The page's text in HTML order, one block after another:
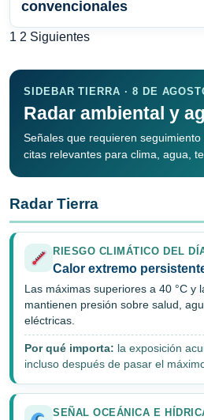
convencionales
Paginación
de
entradas
1 2 Siguientes
SIDEBAR TIERRA · 8 DE
Radar ambiental y
Señales que requieren
citas relevantes para clima, agua,
Radar Tierra
RIESGO CLIMÁTICO DEL
Calor extremo
Las máximas superiores a 40 °C y
mantienen presión sobre salud,
eléctricas.
Por qué importa: la exposición
incluso después de pasar el
SEÑAL OCEÁNICA E